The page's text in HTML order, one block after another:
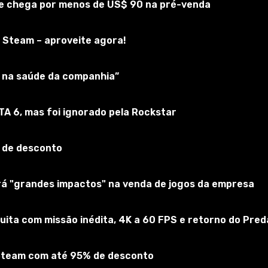
usados em você, o padrão de vida restaurado por
chega por menos de US$ 90 na pré-venda
– aproveite agora!
saúde da companhia”
6, mas foi ignorado pela Rockstar
desconto
"grandes impactos" na venda de jogos da empresa
com missão inédita, 4K a 60 FPS e retorno do
com até 95% de desconto